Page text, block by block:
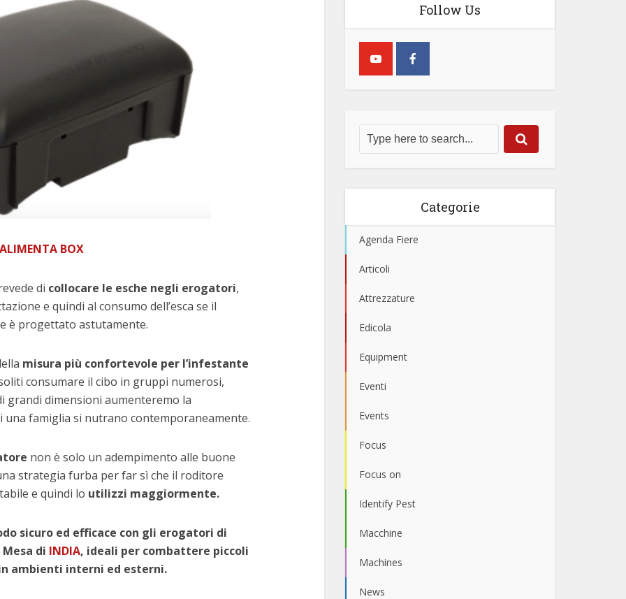
BOX
di collocare le esche negli erogatori,
e quindi al consumo dell’esca se il
è progettato astutamente.
misura più confortevole per l’infestante
consumare il cibo in gruppi numerosi,
grandi dimensioni aumenteremo la
famiglia si nutrano contemporaneamente.
non è solo un adempimento alle buone
strategia furba per far sì che il roditore
e quindi lo utilizzi maggiormente.
sicuro ed efficace con gli erogatori di
di INDIA, ideali per combattere piccoli
ambienti interni ed esterni.
Follow Us
Categorie
Agenda Fiere
Articoli
Attrezzature
Edicola
Equipment
Eventi
Events
Focus
Focus on
Identify Pest
Macchine
Machines
News